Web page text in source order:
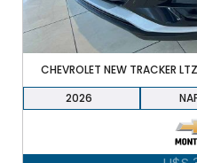
CHEVROLET NEW TRACKER
2026